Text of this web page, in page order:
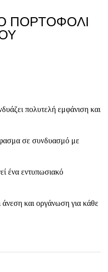
ΠΟΡΤΟΦΟΛΙ
πολυτελή εμφάνιση και
σε συνδυασμό με
ένα εντυπωσιακό
άνεση και οργάνωση για κάθε